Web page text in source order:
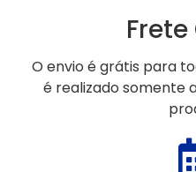
O envio é grátis para
é realizado somente